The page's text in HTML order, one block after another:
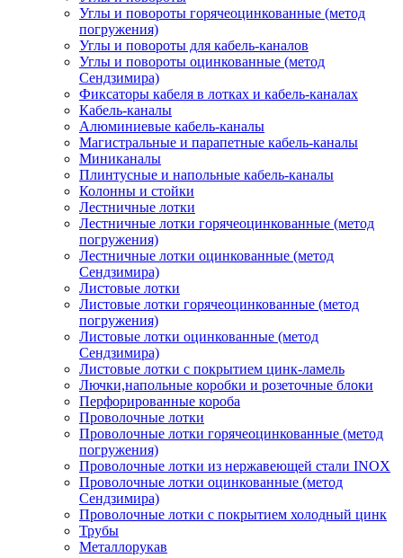
Углы и повороты горячеоцинкованные (метод
погружения)
Углы и повороты для кабель-каналов
Углы и повороты оцинкованные (метод
Сендзимира)
Фиксаторы кабеля в лотках и кабель-каналах
Кабель-каналы
Алюминиевые кабель-каналы
Магистральные и парапетные кабель-каналы
Миниканалы
Плинтусные и напольные кабель-каналы
Колонны и стойки
Лестничные лотки
Лестничные лотки горячеоцинкованные (метод
погружения)
Лестничные лотки оцинкованные (метод
Сендзимира)
Листовые лотки
Листовые лотки горячеоцинкованные (метод
погружения)
Листовые лотки оцинкованные (метод
Сендзимира)
Листовые лотки с покрытием цинк-ламель
Лючки,напольные коробки и розеточные блоки
Перфорированные короба
Проволочные лотки
Проволочные лотки горячеоцинкованные (метод
погружения)
Проволочные лотки из нержавеющей стали INOX
Проволочные лотки оцинкованные (метод
Сендзимира)
Проволочные лотки с покрытием холодный цинк
Трубы
Металлорукав